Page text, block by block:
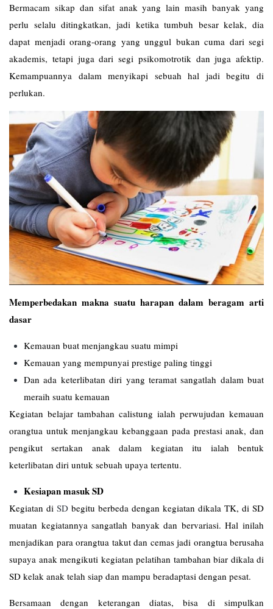
Bermacam sikap dan sifat anak yang lain masih banyak yang
perlu selalu ditingkatkan, jadi ketika tumbuh besar kelak, dia
dapat menjadi orang-orang yang unggul bukan cuma dari segi
akademis, tetapi juga dari segi psikomotrotik dan juga afektip.
Kemampuannya dalam menyikapi sebuah hal jadi begitu di
perlukan.
Memperbedakan makna suatu harapan dalam beragam arti
dasar
Kemauan buat menjangkau suatu mimpi
Kemauan yang mempunyai prestige paling tinggi
Dan ada keterlibatan diri yang teramat sangatlah dalam buat
meraih suatu kemauan
Kegiatan belajar tambahan calistung ialah perwujudan kemauan
orangtua untuk menjangkau kebanggaan pada prestasi anak, dan
pengikut sertakan anak dalam kegiatan itu ialah bentuk
keterlibatan diri untuk sebuah upaya tertentu.
Kesiapan masuk SD
Kegiatan di SD begitu berbeda dengan kegiatan dikala TK, di SD
muatan kegiatannya sangatlah banyak dan bervariasi. Hal inilah
menjadikan para orangtua takut dan cemas jadi orangtua berusaha
supaya anak mengikuti kegiatan pelatihan tambahan biar dikala di
SD kelak anak telah siap dan mampu beradaptasi dengan pesat.
Bersamaan dengan keterangan diatas, bisa di simpulkan